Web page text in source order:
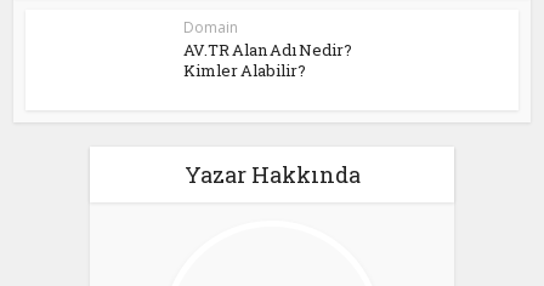
Domain
AV.TR Alan Adı Nedir?
Kimler Alabilir?
Yazar Hakkında